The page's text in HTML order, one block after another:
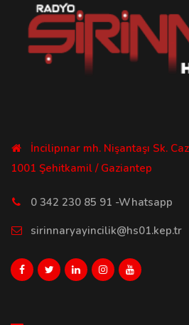
İncilipınar mh. Nişantaşı Sk.
1001 Şehitkamil / Gaziantep
0 342 230 85 91 -Whatsapp
sirinnaryayincilik@hs01.kep.tr